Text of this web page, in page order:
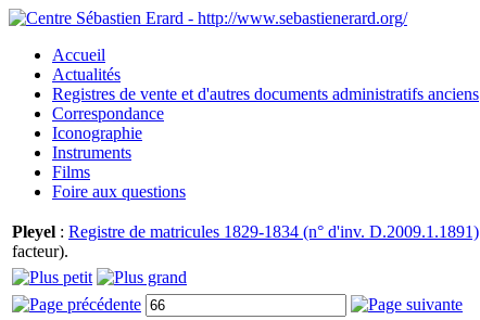
Accueil
Actualités
Registres de vente et d'autres documents administratifs anciens
Correspondance
Iconographie
Instruments
Films
Foire aux questions
Pleyel : Registre de matricules 1829-1834 (n° d'inv. D.2009.1.1891)
facteur).